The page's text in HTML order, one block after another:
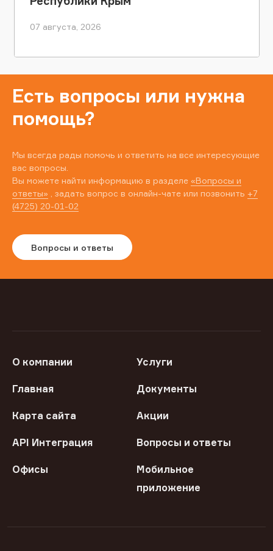
07 августа, 2026
Есть вопросы или нужна
помощь?
Мы всегда рады помочь и ответить на все интересующие
вас вопросы.
Вы можете найти информацию в разделе «Вопросы и
ответы» , задать вопрос в онлайн-чате или позвонить +7
(4725) 20-01-02
Вопросы и ответы
О компании Услуги
Главная Документы
Карта сайта Акции
API Интеграция Вопросы и ответы
Офисы
Мобильное
приложение